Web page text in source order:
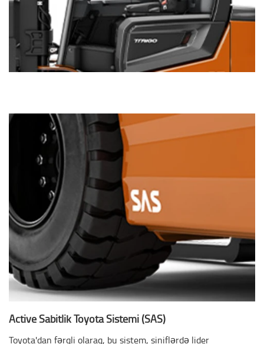
Active Sabitlik Toyota Sistemi (SAS)
Toyota'dan fərqli olaraq, bu sistem, siniflərdə lider